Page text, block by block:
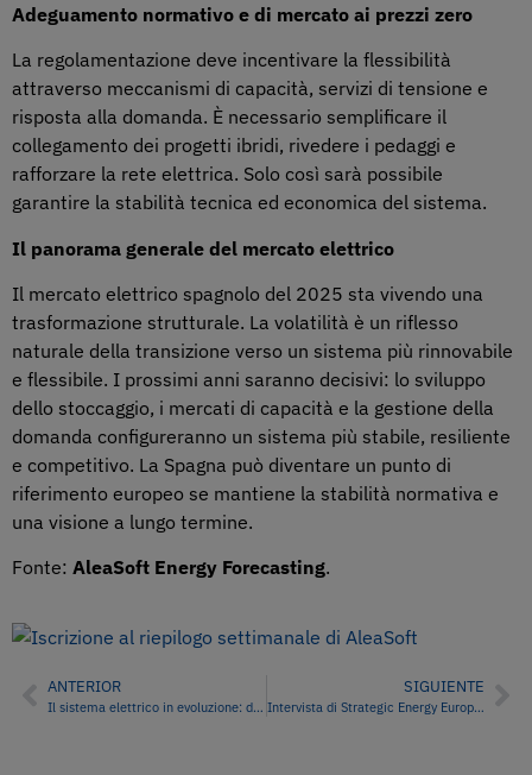
Adeguamento normativo e di mercato ai prezzi zero
La regolamentazione deve incentivare la flessibilità
attraverso meccanismi di capacità, servizi di tensione e
risposta alla domanda. È necessario semplificare il
collegamento dei progetti ibridi, rivedere i pedaggi e
rafforzare la rete elettrica. Solo così sarà possibile
garantire la stabilità tecnica ed economica del sistema.
Il panorama generale del mercato elettrico
Il mercato elettrico spagnolo del 2025 sta vivendo una
trasformazione strutturale. La volatilità è un riflesso
naturale della transizione verso un sistema più rinnovabile
e flessibile. I prossimi anni saranno decisivi: lo sviluppo
dello stoccaggio, i mercati di capacità e la gestione della
domanda configureranno un sistema più stabile, resiliente
e competitivo. La Spagna può diventare un punto di
riferimento europeo se mantiene la stabilità normativa e
una visione a lungo termine.
Fonte: AleaSoft Energy Forecasting.
ANTERIOR
Il sistema elettrico in evoluzione: dal controllo statale alla concorrenza organizzata
SIGUIENTE
Intervista di Strategic Energy Europe ad Antonio Delgado Rigal, dottore in Intelligenza Artificiale e CEO di AleaSoft Energy Forecasting